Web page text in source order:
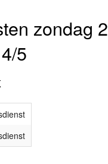
zondag 2
5